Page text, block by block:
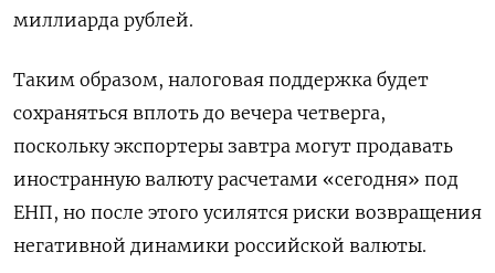
миллиарда рублей.
Таким образом, налоговая поддержка будет
сохраняться вплоть до вечера четверга,
поскольку экспортеры завтра могут продавать
иностранную валюту расчетами «сегодня» под
ЕНП, но после этого усилятся риски возвращения
негативной динамики российской валюты.